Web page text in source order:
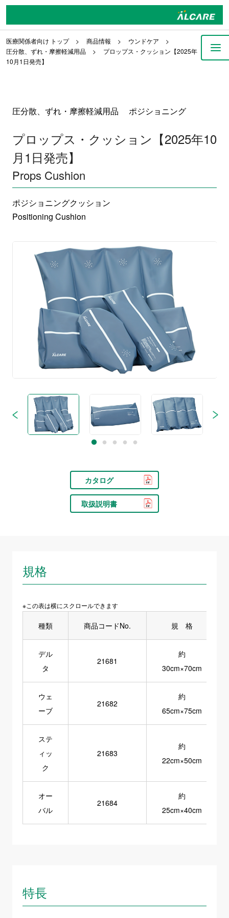
医療関係者向け トップ 商品情報
ウンドケア
圧分散、ずれ・摩擦軽減用品
プロップス・クッション【2025年
10月1日発売】
圧分散、ずれ・摩擦軽減用品 ポジショニング
プロップス・クッション【2025年10
月1日発売】
Props Cushion
ポジショニングクッション
Positioning Cushion
カタログ
取扱説明書
規格
※この表は横にスクロールできます
種類 商品コードNo. 規 格
デル
タ
21681
約
30cm×70cm
ウェ
ーブ
21682
約
65cm×75cm
ステ
ィッ
ク
21683
約
22cm×50cm
オー
バル
21684
約
25cm×40cm
特長